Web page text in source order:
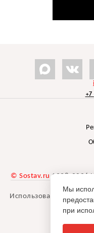
© Sostav.ru 1998-2026
Использование
Мы
при